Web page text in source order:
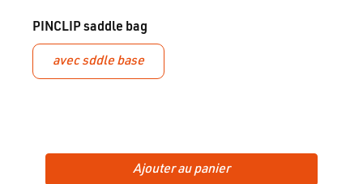
Sélectionnez
PINCLIP saddle bag
avec sddle base
Ajouter au panier